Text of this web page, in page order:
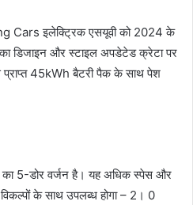
Cars इलेक्ट्रिक एसयूवी को 2024 के
डिजाइन और स्टाइल अपडेटेड क्रेटा पर
45kWh बैटरी पैक के साथ पेश
5-डोर वर्जन है। यह अधिक स्पेस और
के साथ उपलब्ध होगा – 2। 0